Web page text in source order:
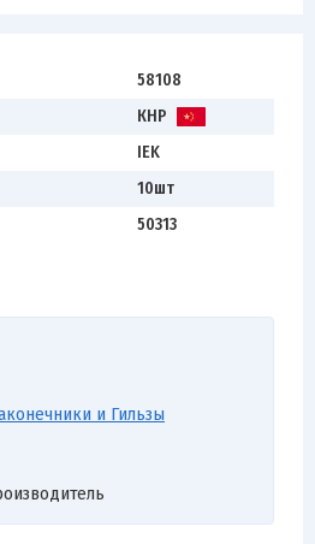
58108
КНР
IEK
10шт
50313
и Гильзы